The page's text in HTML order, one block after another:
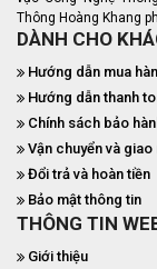
Thông Hoàng Khang
DÀNH CHO
Hướng dẫn mua
Hướng dẫn thanh
Chính sách bảo
Vận chuyển và giao
Đổi trả và hoàn tiền
Bảo mật thông tin
THÔNG TIN
Giới thiệu